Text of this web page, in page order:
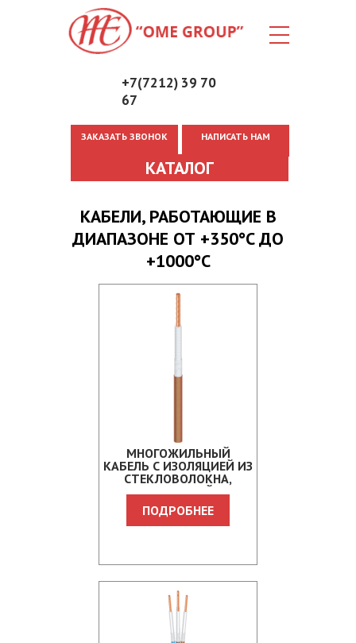
+7(7212) 39 70
67
ЗАКАЗАТЬ ЗВОНОК НАПИСАТЬ НАМ
КАТАЛОГ
КАБЕЛИ, РАБОТАЮЩИЕ В
ДИАПАЗОНЕ ОТ +350°C ДО
+1000°C
МНОГОЖИЛЬНЫЙ
КАБЕЛЬ С ИЗОЛЯЦИЕЙ ИЗ
СТЕКЛОВОЛОКНА,
ПОКРЫТЫЙ
СИЛИКОНОВЫМ ЛАКОМ,
В ОПЛЕТКЕ ИЗ
СТЕКЛОВОЛОКНА CCS
ПОДРОБНЕЕ